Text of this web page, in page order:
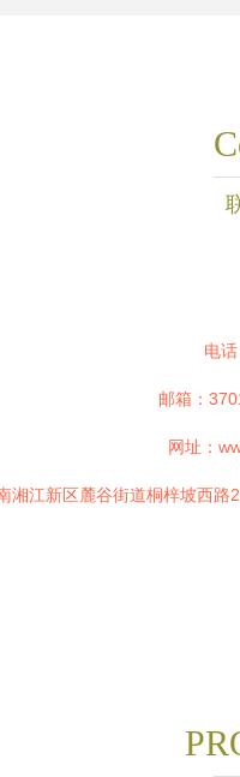
电
邮箱：
网址：
湘江新区麓谷街道桐梓坡西